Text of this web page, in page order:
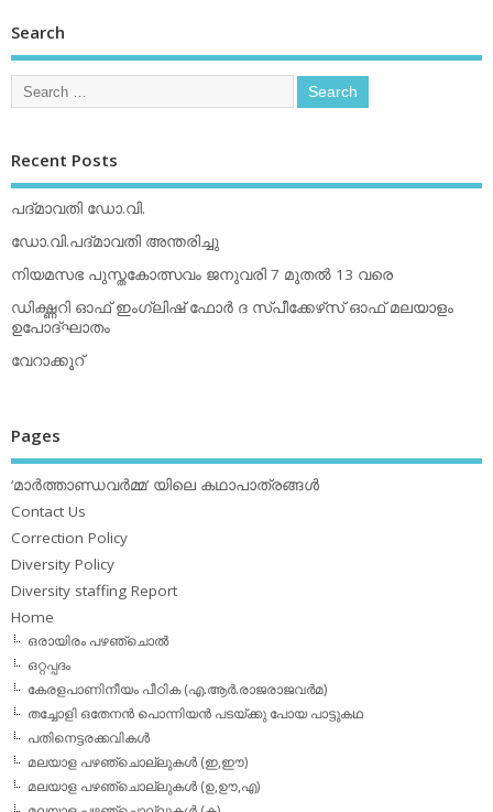
Search
Recent Posts
പദ്മാവതി ഡോ.വി.
ഡോ.വി.പദ്മാവതി അന്തരിച്ചു
നിയമസഭ പുസ്തകോത്സവം ജനുവരി 7 മുതല്‍ 13 വരെ
ഡിക്ഷ്ണറി ഓഫ് ഇംഗ്ലിഷ് ഫോര്‍ ദ സ്പീക്കേഴ്‌സ് ഓഫ് മലയാളം
ഉപോദ്ഘാതം
വേറാക്കൂറ്
Pages
‘മാര്‍ത്താണ്ഡവര്‍മ്മ’ യിലെ കഥാപാത്രങ്ങള്‍
Contact Us
Correction Policy
Diversity Policy
Diversity staffing Report
Home
ഒരായിരം പഴഞ്ചൊല്‍
ഒറ്റപ്പദം
കേരളപാണിനീയം പീഠിക (എ.ആര്‍.രാജരാജവര്‍മ)
തച്ചോളി ഒതേനൻ പൊന്നിയൻ പടയ്‌ക്കു പോയ പാട്ടുകഥ
പതിനെട്ടരക്കവികള്‍
മലയാള പഴഞ്ചൊല്ലുകള്‍ (ഇ,ഈ)
മലയാള പഴഞ്ചൊല്ലുകള്‍ (ഉ,ഊ,എ)